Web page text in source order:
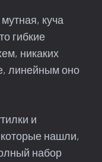
куча
гибкие
никаких
линейным оно
и
нашли,
набор